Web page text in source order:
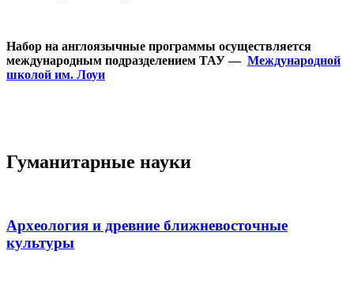
Набор на англоязычные программы осуществляется
международным подразделением ТАУ — Международной
школой им. Лоуи
Гуманитарные науки
Археология и древние ближневосточные
культуры